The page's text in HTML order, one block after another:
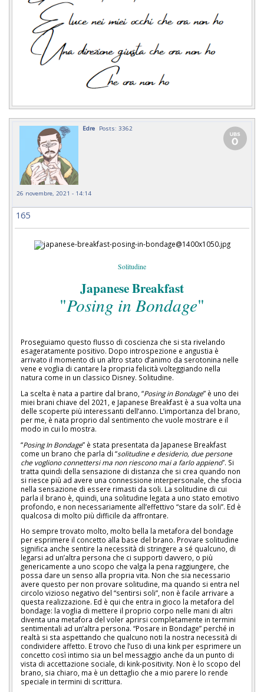
Edre Posts: 3362
26 novembre, 2021 - 14:14
165
Solitudine
Japanese Breakfast
"Posing in Bondage"
Proseguiamo questo flusso di coscienza che si sta rivelando
esageratamente positivo. Dopo introspezione e angustia è
arrivato il momento di un altro stato d’animo da serotonina nelle
vene e voglia di cantare la propria felicità volteggiando nella
natura come in un classico Disney. Solitudine.
La scelta è nata a partire dal brano, “Posing in Bondage” è uno dei
miei brani chiave del 2021, e Japanese Breakfast è a sua volta una
delle scoperte più interessanti dell’anno. L’importanza del brano,
per me, è nata proprio dal sentimento che vuole mostrare e il
modo in cui lo mostra.
“Posing In Bondage” è stata presentata da Japanese Breakfast
come un brano che parla di “solitudine e desiderio, due persone
che vogliono connettersi ma non riescono mai a farlo appieno”. Si
tratta quindi della sensazione di distanza che si crea quando non
si riesce più ad avere una connessione interpersonale, che sfocia
nella sensazione di essere rimasti da soli. La solitudine di cui
parla il brano è, quindi, una solitudine legata a uno stato emotivo
profondo, e non necessariamente all’effettivo “stare da soli”. Ed è
qualcosa di molto più difficile da affrontare.
Ho sempre trovato molto, molto bella la metafora del bondage
per esprimere il concetto alla base del brano. Provare solitudine
significa anche sentire la necessità di stringere a sé qualcuno, di
legarsi ad un’altra persona che ci supporti davvero, o più
genericamente a uno scopo che valga la pena raggiungere, che
possa dare un senso alla propria vita. Non che sia necessario
avere questo per non provare solitudine, ma quando si entra nel
circolo vizioso negativo del “sentirsi soli”, non è facile arrivare a
questa realizzazione. Ed è qui che entra in gioco la metafora del
bondage: la voglia di mettere il proprio corpo nelle mani di altri
diventa una metafora del voler aprirsi completamente in termini
sentimentali ad un’altra persona. “Posare in Bondage” perché in
realtà si sta aspettando che qualcuno noti la nostra necessità di
condividere affetto. E trovo che l’uso di una kink per esprimere un
concetto così intimo sia un bel messaggio anche da un punto di
vista di accettazione sociale, di kink-positivity. Non è lo scopo del
brano, sia chiaro, ma è un dettaglio che a mio parere lo rende
speciale in termini di scrittura.